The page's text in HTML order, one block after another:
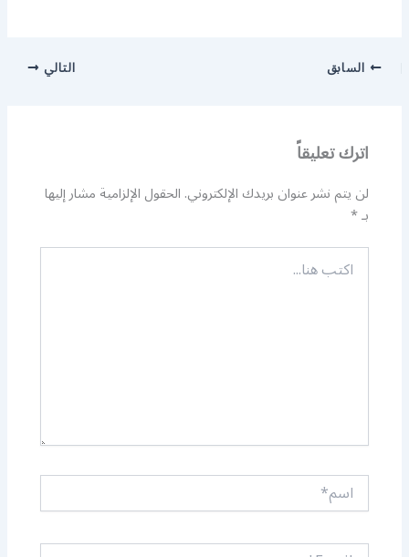
السابق التالي
اترك تعليقاً
لن يتم نشر عنوان بريدك الإلكتروني.الحقول الإلزامية مشار إليها
بـ*
اكتب
هنا...
اسم*
Email*